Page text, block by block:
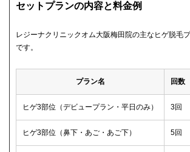
セットプランの内容と料金例
レジーナクリニックオム大阪梅田院の主なヒゲ脱毛
です。
プラン名 回数
ヒゲ3部位（デビュープラン・平日のみ） 3回
ヒゲ3部位（鼻下・あご・あご下） 5回